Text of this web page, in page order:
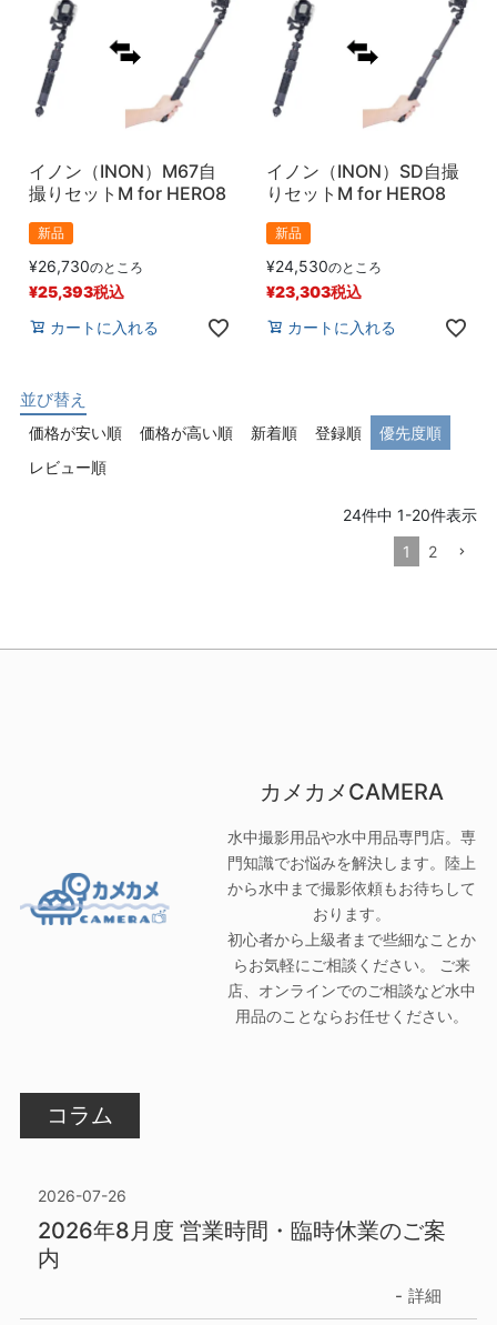
イノン（INON）M67自
撮りセットM for HERO8
新品
¥26,730のところ
¥25,393税込
カートに入れる
イノン（INON）SD自撮
りセットM for HERO8
新品
¥24,530のところ
¥23,303税込
カートに入れる
並び替え
価格が安い順 価格が高い順 新着順 登録順
優先度順
レビュー順
24件中 1-20件表示
1
2
カメカメCAMERA
水中撮影用品や水中用品専門店。専
門知識でお悩みを解決します。陸上
から水中まで撮影依頼もお待ちして
おります。
初心者から上級者まで些細なことか
らお気軽にご相談ください。 ご来
店、オンラインでのご相談など水中
用品のことならお任せください。
コラム
2026-07-26
2026年8月度 営業時間・臨時休業のご案
内
詳細